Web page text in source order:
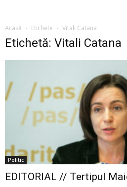
Acasă Etichete Vitali Catana
Etichetă: Vitali Catana
Politic
EDITORIAL // Tertipul